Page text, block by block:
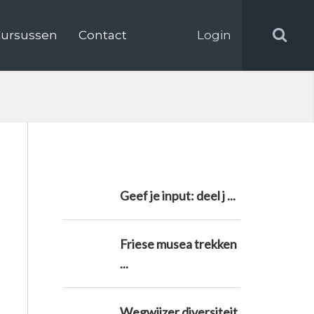
Contact Login
Geef je input: deel j ...
Friese musea trekken
...